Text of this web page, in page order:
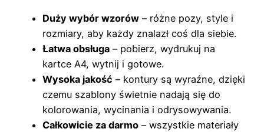
Duży wybór wzorów – różne pozy, style i
rozmiary, aby każdy znalazł coś dla siebie.
Łatwa obsługa – pobierz, wydrukuj na
kartce A4, wytnij i gotowe.
Wysoka jakość – kontury są wyraźne, dzięki
czemu szablony świetnie nadają się do
kolorowania, wycinania i odrysowywania.
Całkowicie za darmo – wszystkie materiały